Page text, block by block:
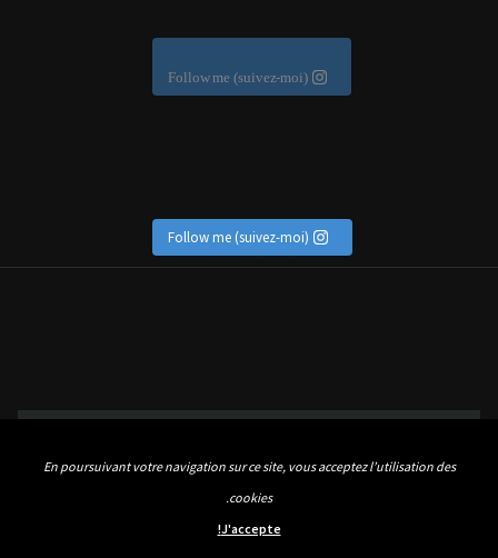
Follow me (suivez-moi)
Follow me (suivez-moi)
En poursuivant votre navigation sur ce site, vous acceptez l’utilisation des
cookies.
J'accepte!